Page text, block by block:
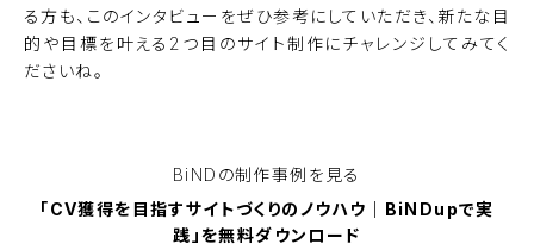
る方も、このインタビューをぜひ参考にしていただき、新たな目
的や目標を叶える2つ目のサイト制作にチャレンジしてみてく
ださいね。
BiNDの制作事例を見る
「CV獲得を目指すサイトづくりのノウハウ｜BiNDupで実
践」を無料ダウンロード